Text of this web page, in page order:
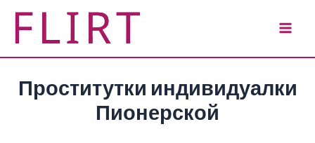
Перейти
содержимому
Проститутки индивидуалки
Пионерской